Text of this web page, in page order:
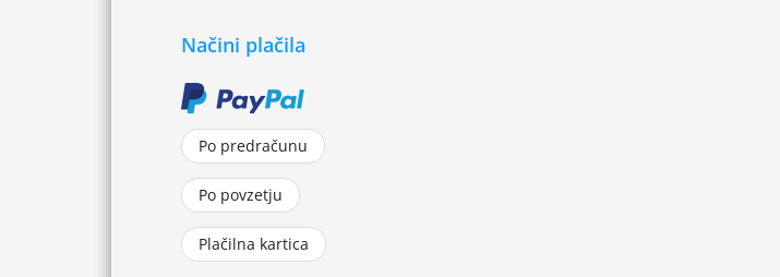
Načini plačila
Po predračunu
Po povzetju
Plačilna kartica